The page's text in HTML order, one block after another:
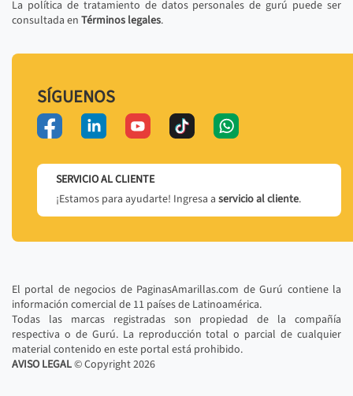
La política de tratamiento de datos personales de gurú puede ser
consultada en Términos legales.
SÍGUENOS
SERVICIO AL CLIENTE
¡Estamos para ayudarte! Ingresa a servicio al cliente.
El portal de negocios de PaginasAmarillas.com de Gurú contiene la
información comercial de 11 países de Latinoamérica.
Todas las marcas registradas son propiedad de la compañía
respectiva o de Gurú. La reproducción total o parcial de cualquier
material contenido en este portal está prohibido.
AVISO LEGAL© Copyright2026